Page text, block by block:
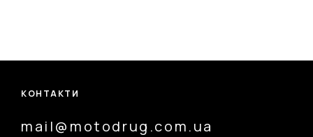
КОНТАКТИ
mail@motodrug.com.ua